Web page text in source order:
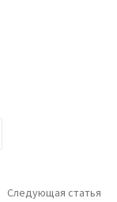
Следующая статья